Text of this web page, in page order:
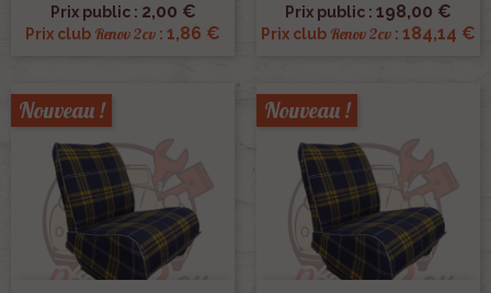
Prix public : 2,00 €
Prix club Renov 2cv : 1,86 €
Prix public : 198,00 €
Prix club Renov 2cv : 184,14 €
Nouveau ! Nouveau !